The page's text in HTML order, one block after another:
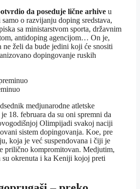
da poseduje lične arhive u
o razvijanju doping sredstava,
sa ministarstvom sporta, državnim
antidoping agencijom… On je,
ne želi da bude jedini koji će snositi
dopingovanje ruskih
medjunarodne atletske
18. februara da su oni spremni da
Olimpijadi svakoj naciji
sistem dopingovanja. Koe, pre
koja je već suspendovana i čiji je
prilično kompromitovan. Medjutim,
su okrenuta i ka Keniji kojoj preti